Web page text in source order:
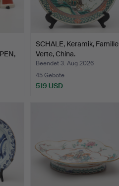
SCHALE, Keramik, Famille
Verte, China.
Beendet 3. Aug 2026
45 Gebote
519 USD